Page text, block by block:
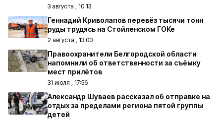
3 августа , 10:13
Геннадий Криволапов перевёз тысячи тонн
руды трудясь на Стойленском ГОКе
2 августа , 13:00
Правоохранители Белгородской области
напомнили об ответственности за съёмку
мест прилётов
31 июля , 17:56
Александр Шуваев рассказал об отправке на
отдых за пределами региона пятой группы
детей